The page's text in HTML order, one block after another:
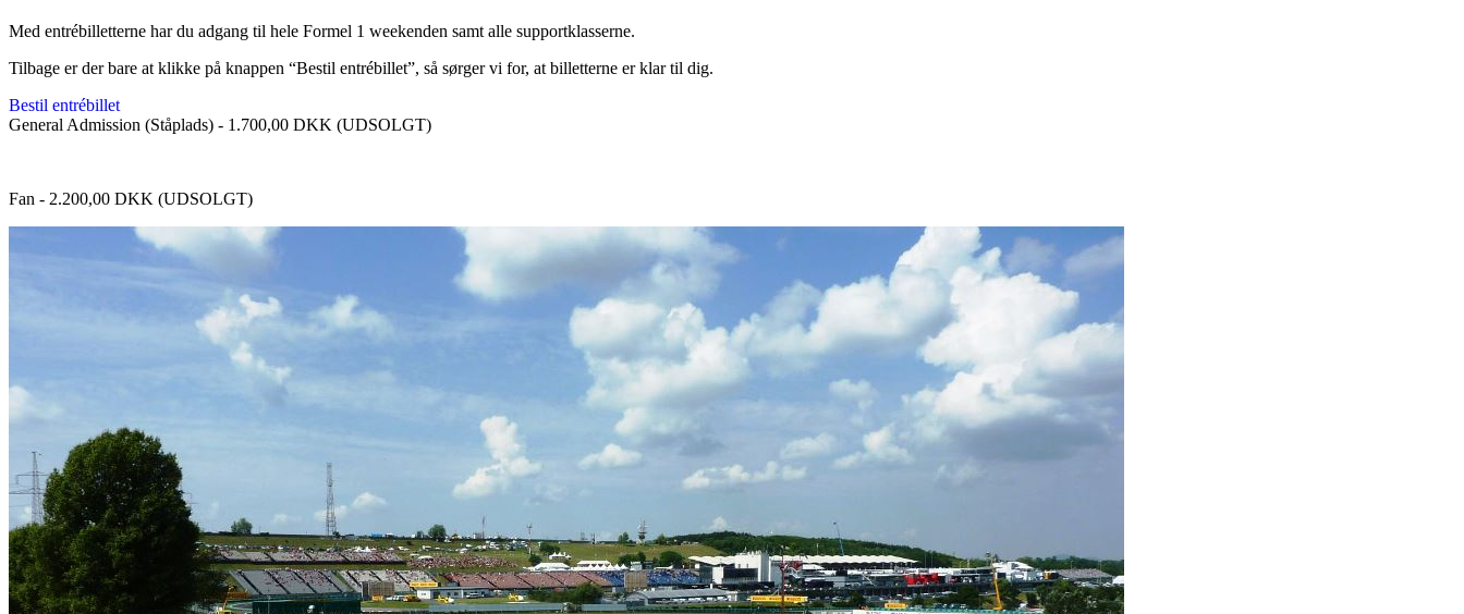
Med entrébilletterne har du adgang til hele Formel 1 weekenden samt alle supportklasserne.
Tilbage er der bare at klikke på knappen “Bestil entrébillet”, så sørger vi for, at billetterne er klar til dig.
Bestil entrébillet
General Admission (Ståplads) - 1.700,00 DKK (UDSOLGT)
Fan - 2.200,00 DKK (UDSOLGT)